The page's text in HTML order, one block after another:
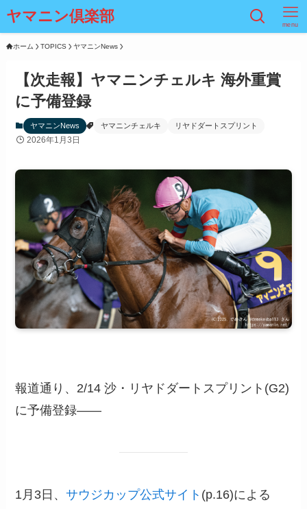
ヤマニン倶楽部 menu
ホーム TOPICS ヤマニンNews
【次走報】ヤマニンチェルキ 海外重賞
に予備登録
ヤマニンNews ヤマニンチェルキ リヤドダートスプリント
2026年1月3日
報道通り、2/14 沙・リヤドダートスプリント(G2)
に予備登録――
1月3日、サウジカップ公式サイト (p.16)による